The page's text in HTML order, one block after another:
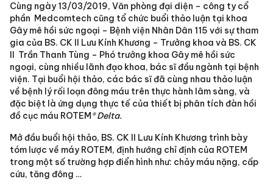
Cùng ngày 13/03/2019, Văn phòng đại diện – công ty cổ
phần Medcomtech cũng tổ chức buổi thảo luận tại khoa
Gây mê hồi sức ngoại – Bệnh viện Nhân Dân 115 với sự tham
gia của BS. CK II Lưu Kính Khương – Trưởng khoa và BS. CK
II Trần Thanh Tùng – Phó trưởng khoa Gây mê hồi sức
ngoại, cùng nhiều lãnh đạo khoa, bác sĩ đầu ngành tại bệnh
viện. Tại buổi hội thảo, các bác sĩ đã cùng nhau thảo luận
về bệnh lý rối loạn đông máu trên thực hành lâm sàng, và
đặc biệt là ứng dụng thực tế của thiết bị phân tích đàn hồi
đồ cục máu ROTEM® Delta­­.
Mở đầu buổi hội thảo, BS. CK II Lưu Kính Khương trình bày
tóm lược về máy ROTEM, định hướng chỉ định của ROTEM
trong một số trường hợp điển hình như: chảy máu nặng, cấp
cứu, tăng đông …